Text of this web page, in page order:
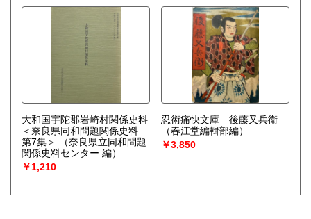
大和国宇陀郡岩崎村関係史料
＜奈良県同和問題関係史料
第7集＞
（奈良県立同和問題
関係史料センター 編）
￥1,210
忍術痛快文庫 後藤又兵衛
（春江堂編輯部編）
￥3,850